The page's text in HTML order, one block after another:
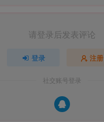
请登录后发表评论
登录 注册
社交账号登录